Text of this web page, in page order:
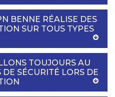
BENNE RÉALISE DES
SUR TOUS TYPES
TOUJOURS AU
DE SÉCURITÉ LORS DE